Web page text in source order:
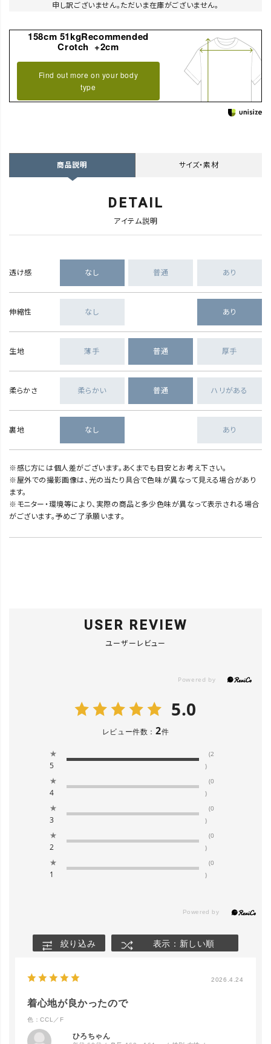
申し訳ございません。ただいま在庫がございません。
158cm 51kgRecommended
Crotch +2cm
Find out more on your body
type
商品説明 サイズ・素材
DETAIL
アイテム説明
透け感 なし 普通 あり
伸縮性 なし あり
生地 薄手 普通 厚手
柔らかさ 柔らかい 普通 ハリがある
裏地 なし あり
※感じ方には個人差がございます。あくまでも目安とお考え下さい。
※屋外での撮影画像は、光の当たり具合で色味が異なって見える場合があり
ます。
※モニター・環境等により、実際の商品と多少色味が異なって表示される場合
がございます。予めご了承願います。
USER REVIEW
ユーザーレビュー
5.0
レビュー件数： 2件
★
5
(2
)
★
4
(0
)
★
3
(0
)
★
2
(0
)
★
1
(0
)
絞り込み 表示：新しい順
2026.4.24
着心地が良かったので
色：CCL／F
ひろちゃん